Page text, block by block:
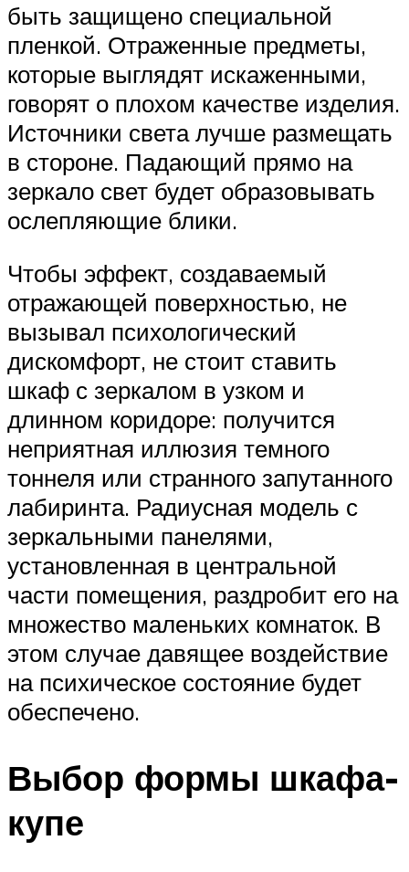
быть защищено специальной
пленкой. Отраженные предметы,
которые выглядят искаженными,
говорят о плохом качестве изделия.
Источники света лучше размещать
в стороне. Падающий прямо на
зеркало свет будет образовывать
ослепляющие блики.
Чтобы эффект, создаваемый
отражающей поверхностью, не
вызывал психологический
дискомфорт, не стоит ставить
шкаф с зеркалом в узком и
длинном коридоре: получится
неприятная иллюзия темного
тоннеля или странного запутанного
лабиринта. Радиусная модель с
зеркальными панелями,
установленная в центральной
части помещения, раздробит его на
множество маленьких комнаток. В
этом случае давящее воздействие
на психическое состояние будет
обеспечено.
Выбор формы шкафа-
купе